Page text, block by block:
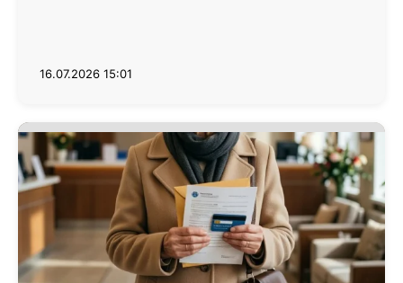
16.07.2026 15:01